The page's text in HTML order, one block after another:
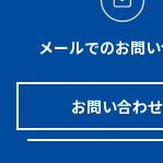
メールでのお問
お問い合わせ